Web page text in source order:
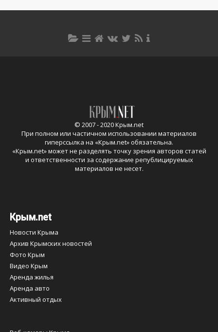
© 2007 - 2020 Крым.net
При полном или частичном использовании материалов
гиперссылка на «Крым.net» обязательна.
«Крым.net» может не разделять точку зрения авторов статей
и ответственности за содержание републицируемых
материалов не несет.
Крым.net
Новости Крыма
Архив Крымских новостей
Фото Крым
Видео Крым
Аренда жилья
Аренда авто
Активный отдых